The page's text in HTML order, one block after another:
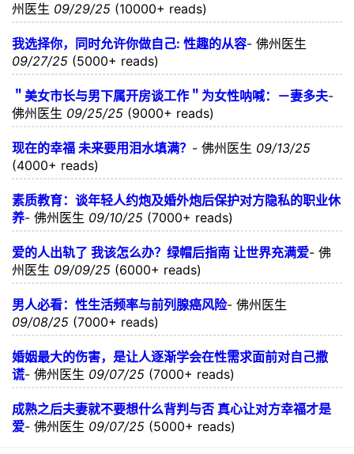
州医生 09/29/25 (10000+ reads)
我选择你，同时允许你做自己: 性趣的从容- 佛州医生
09/27/25 (5000+ reads)
＂美女市长与男下属开房谈工作＂为女性呐喊：－妻多夫-
佛州医生 09/25/25 (9000+ reads)
现在的幸福 未来要用泪水填满？ - 佛州医生 09/13/25
(4000+ reads)
素质教育：谈年轻人约炮及婚外炮后保护对方隐私的职业休
养- 佛州医生 09/10/25 (7000+ reads)
爱的人出轨了 我该怎么办？绿帽后指南 让世界充满爱- 佛
州医生 09/09/25 (6000+ reads)
男人必看：性生活频率与前列腺癌风险- 佛州医生
09/08/25 (7000+ reads)
婚姻最大的伤害，是让人逐渐学会在性需求面前对自己撒
谎- 佛州医生 09/07/25 (7000+ reads)
成熟之后夫妻就不要想什么背判与否 真心让对方幸福才是
爱- 佛州医生 09/07/25 (5000+ reads)